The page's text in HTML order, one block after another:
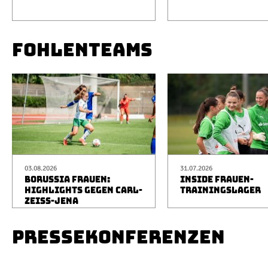
FOHLENTEAMS
03.08.2026
BORUSSIA FRAUEN:
HIGHLIGHTS GEGEN CARL-
ZEISS-JENA
31.07.2026
INSIDE FRAUEN-
TRAININGSLAGER
PRESSEKONFERENZEN